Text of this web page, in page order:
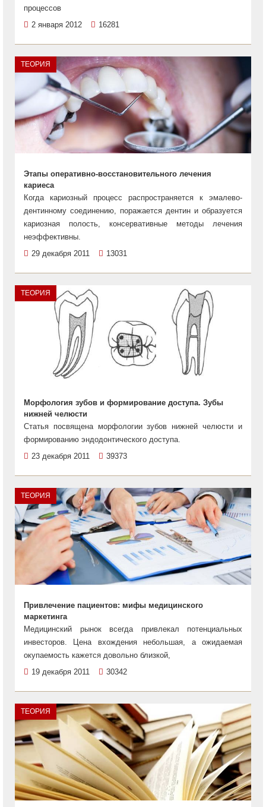
процессов
2 января 2012
16281
ТЕОРИЯ
Этапы оперативно-восстановительного лечения
кариеса
Когда кариозный процесс распространяется к эмалево-
дентинному соединению, поражается дентин и образуется
кариозная полость, консервативные методы лечения
неэффективны.
29 декабря 2011
13031
ТЕОРИЯ
Морфология зубов и формирование доступа. Зубы
нижней челюсти
Статья посвящена морфологии зубов нижней челюсти и
формированию эндодонтического доступа.
23 декабря 2011
39373
ТЕОРИЯ
Привлечение пациентов: мифы медицинского
маркетинга
Медицинский рынок всегда привлекал потенциальных
инвесторов. Цена вхождения небольшая, а ожидаемая
окупаемость кажется довольно близкой,
19 декабря 2011
30342
ТЕОРИЯ